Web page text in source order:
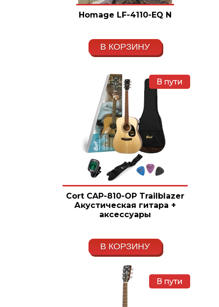
Homage LF-4110-EQ N
В КОРЗИНУ
В пути
Cort CAP-810-OP Trailblazer
Акустическая гитара +
аксессуары
В КОРЗИНУ
В пути